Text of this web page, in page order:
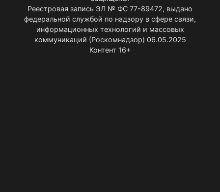
Реестровая запись ЭЛ № ФС 77-89472, выдано
федеральной службой по надзору в сфере связи,
информационных технологий и массовых
коммуникаций (Роскомнадзор) 06.05.2025
Контент 16+